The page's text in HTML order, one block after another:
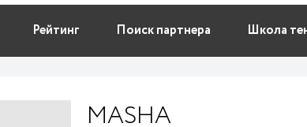
Рейтинг Поиск партнера Школа
MASHA